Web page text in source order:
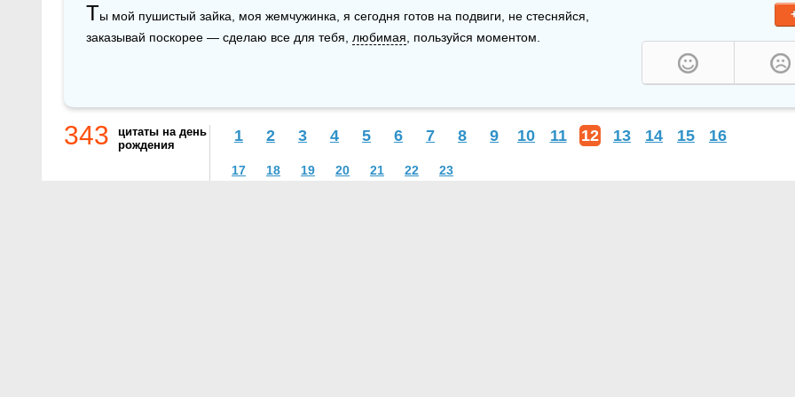
Ты мой пушистый зайка, моя жемчужинка, я сегодня готов на подвиги, не стесняйся,
заказывай поскорее — сделаю все для тебя, любимая , пользуйся моментом.
343
цитаты на день
рождения
1 2 3 4 5 6 7 8 9 10 11 12 13 14 15 16
17 18 19 20 21 22 23